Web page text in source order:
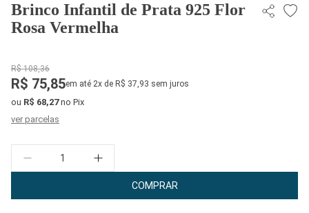
Brinco Infantil de Prata 925 Flor
Rosa Vermelha
R$ 108,36
R$ 75,85em até 2x de R$ 37,93 sem juros
ou R$ 68,27no Pix
ver parcelas
Quantidade
COMPRAR